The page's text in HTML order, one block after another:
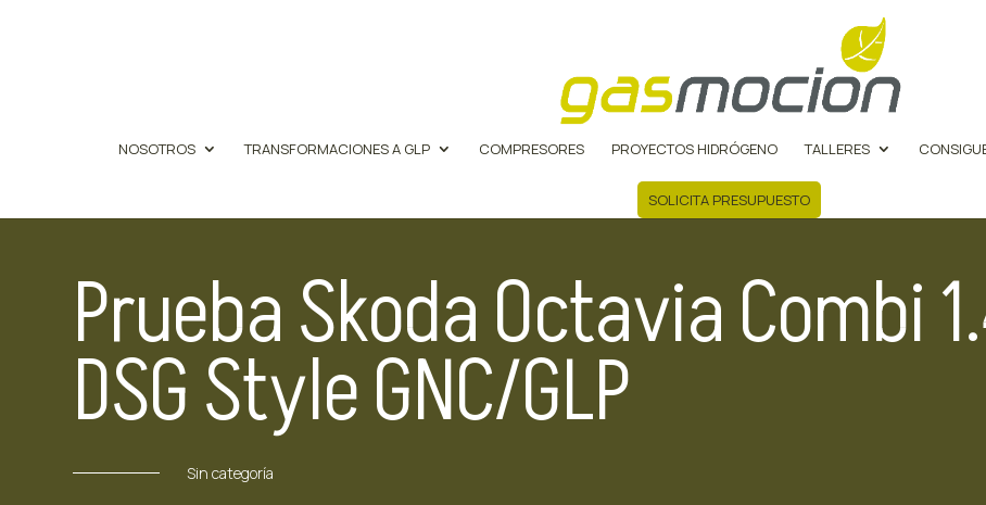
NOSOTROS TRANSFORMACIONES A GLP COMPRESORES PROYECTOS HIDRÓGENO TALLERES
SOLICITA PRESUPUESTO
Prueba Skoda Octavia Combi
DSG Style GNC/GLP
Sin categoría